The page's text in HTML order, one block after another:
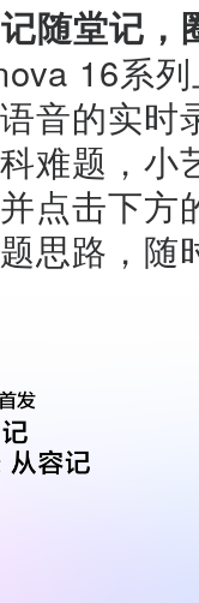
随堂记，
16系
音的实时
难题，小
点击下方
思路，随